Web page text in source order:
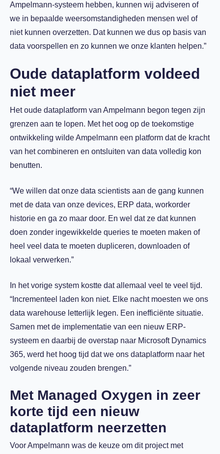
Ampelmann-systeem hebben, kunnen wij adviseren of
we in bepaalde weersomstandigheden mensen wel of
niet kunnen overzetten. Dat kunnen we dus op basis van
data voorspellen en zo kunnen we onze klanten helpen.”
Oude dataplatform voldeed
niet meer
Het oude dataplatform van Ampelmann begon tegen zijn
grenzen aan te lopen. Met het oog op de toekomstige
ontwikkeling wilde Ampelmann een platform dat de kracht
van het combineren en ontsluiten van data volledig kon
benutten.
“We willen dat onze data scientists aan de gang kunnen
met de data van onze devices, ERP data, workorder
historie en ga zo maar door. En wel dat ze dat kunnen
doen zonder ingewikkelde queries te moeten maken of
heel veel data te moeten dupliceren, downloaden of
lokaal verwerken.”
In het vorige system kostte dat allemaal veel te veel tijd.
“Incrementeel laden kon niet. Elke nacht moesten we ons
data warehouse letterlijk legen. Een inefficiënte situatie.
Samen met de implementatie van een nieuw ERP-
systeem en daarbij de overstap naar Microsoft Dynamics
365, werd het hoog tijd dat we ons dataplatform naar het
volgende niveau zouden brengen.”
Met Managed Oxygen in zeer
korte tijd een nieuw
dataplatform neerzetten
Voor Ampelmann was de keuze om dit project met